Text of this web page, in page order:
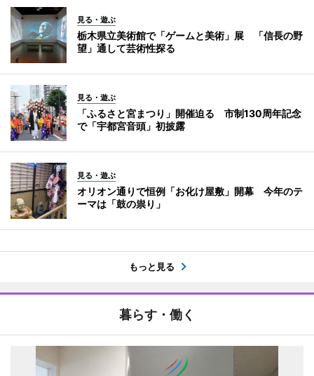
見る・遊ぶ
栃木県立美術館で「ゲームと美術」展 「信長の野
望」通して芸術性探る
見る・遊ぶ
「ふるさと宮まつり」開催迫る 市制130周年記念
で「宇都宮音頭」初披露
見る・遊ぶ
オリオン通りで恒例「お化け屋敷」開幕 今年のテ
ーマは「鼓の祟り」
もっと見る
暮らす・働く